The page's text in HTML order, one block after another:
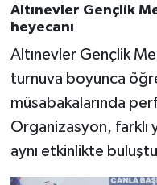
Altınevler Gençlik
heyecanı
Altınevler Gençlik
turnuva boyunca
müsabakalarında
Organizasyon, farklı
aynı etkinlikte